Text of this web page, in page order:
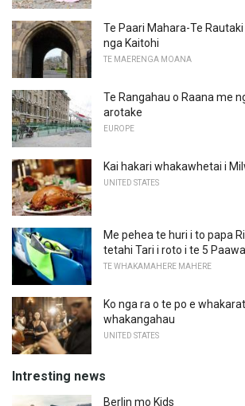
Te Paari Mahara-Te
nga Kaitohi
TE MAERENGA MOANA
Te Rangahau o Raana me
arotake
EUROPE
Kai hakari whakawhetai i
UNITED STATES
Me pehea te huri i to papa
tetahi Tari i roto i te 5
TE WHAKAMAHERE MAHERE
Ko nga ra o te po e
whakangahau
UNITED STATES
Intresting news
Berlin mo Kids